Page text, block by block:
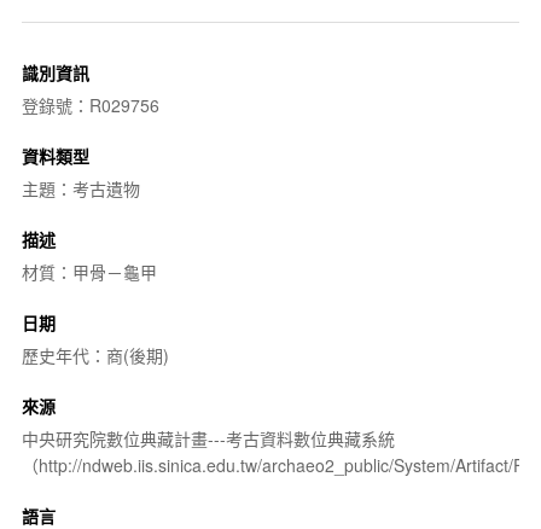
識別資訊
登錄號：R029756
資料類型
主題：考古遺物
描述
材質：甲骨－龜甲
日期
歷史年代：商(後期)
來源
中央研究院數位典藏計畫---考古資料數位典藏系統
（http://ndweb.iis.sinica.edu.tw/archaeo2_public/System/Artifact/
語言